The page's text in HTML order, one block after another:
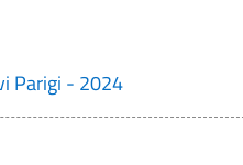
Parigi - 2024